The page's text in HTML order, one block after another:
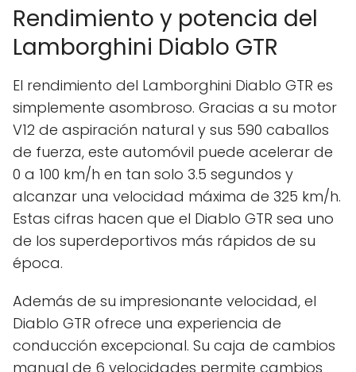
Rendimiento y potencia del
Lamborghini Diablo GTR
El rendimiento del Lamborghini Diablo GTR es
simplemente asombroso. Gracias a su motor
V12 de aspiración natural y sus 590 caballos
de fuerza, este automóvil puede acelerar de
0 a 100 km/h en tan solo 3.5 segundos y
alcanzar una velocidad máxima de 325 km/h.
Estas cifras hacen que el Diablo GTR sea uno
de los superdeportivos más rápidos de su
época.
Además de su impresionante velocidad, el
Diablo GTR ofrece una experiencia de
conducción excepcional. Su caja de cambios
manual de 6 velocidades permite cambios